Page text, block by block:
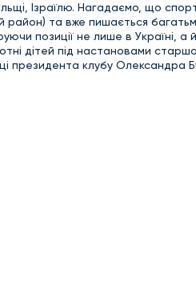
Ізраїлю. Нагадаємо, що
та вже пишається
позиції не лише в Україні,
дітей під настановами
президента клубу Олександра